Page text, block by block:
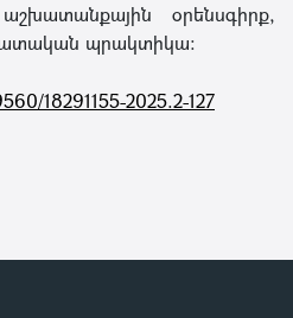
օրենսգիրք,
պրակտիկա։
18291155-2025.2-127